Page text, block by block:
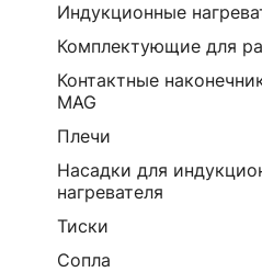
Индукционные
Комплектующие для
Контактные
MAG
Плечи
Насадки для
нагревателя
Тиски
Сопла